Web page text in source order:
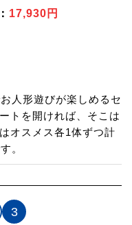
17,930円
人形遊びが楽しめるセ
トを開ければ、そこは
オスメス各1体ずつ計
。
3